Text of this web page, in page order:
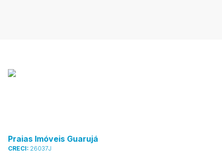
Praias Imóveis Guarujá
CRECI: 26037J